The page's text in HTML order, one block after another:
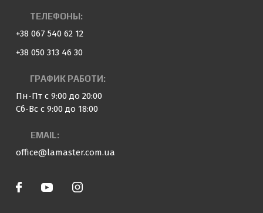
ТЕЛЕФОНЫ:
+38 067 540 62 12
+38 050 313 46 30
ГРАФИК РАБОТИ:
Пн-Пт с 9:00 до 20:00
Сб-Вс с 9:00 до 18:00
EMAIL:
office@lamaster.com.ua